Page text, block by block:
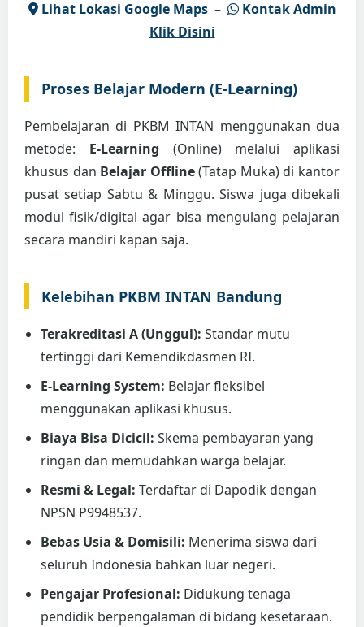
Lihat Lokasi Google Maps –
Kontak Admin
Klik Disini
Proses Belajar Modern (E-Learning)
Pembelajaran di PKBM INTAN menggunakan dua
metode: E-Learning (Online) melalui aplikasi
khusus dan Belajar Offline(Tatap Muka) di kantor
pusat setiap Sabtu & Minggu. Siswa juga dibekali
modul fisik/digital agar bisa mengulang pelajaran
secara mandiri kapan saja.
Kelebihan PKBM INTAN Bandung
Terakreditasi A (Unggul): Standar mutu
tertinggi dari Kemendikdasmen RI.
E-Learning System: Belajar fleksibel
menggunakan aplikasi khusus.
Biaya Bisa Dicicil: Skema pembayaran yang
ringan dan memudahkan warga belajar.
Resmi & Legal: Terdaftar di Dapodik dengan
NPSN P9948537.
Bebas Usia & Domisili: Menerima siswa dari
seluruh Indonesia bahkan luar negeri.
Pengajar Profesional: Didukung tenaga
pendidik berpengalaman di bidang kesetaraan.